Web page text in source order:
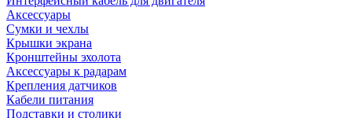
Аксессуары
Сумки и чехлы
Крышки экрана
Кронштейны эхолота
Аксессуары к радарам
Крепления датчиков
Кабели питания
Подставки и столики